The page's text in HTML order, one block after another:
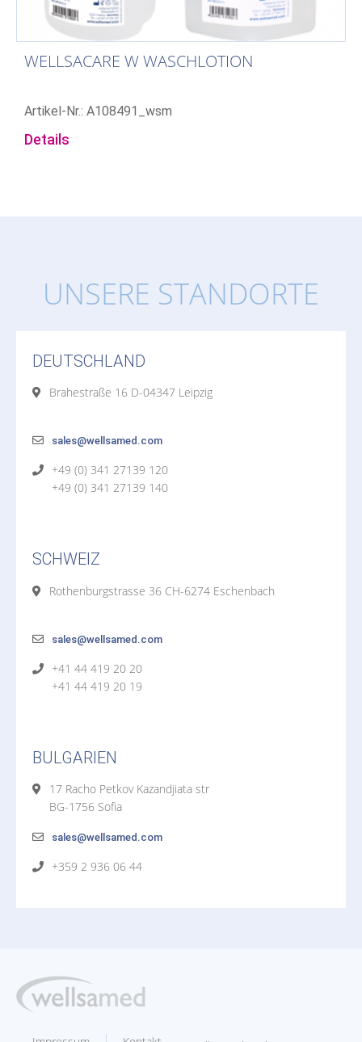
WELLSACARE W WASCHLOTION
Artikel-Nr.: A108491_wsm
Details
UNSERE STANDORTE
DEUTSCHLAND
Brahestraße 16 D-04347 Leipzig
sales@wellsamed.com
+49 (0) 341 27139 120
+49 (0) 341 27139 140
SCHWEIZ
Rothenburgstrasse 36 CH-6274 Eschenbach
sales@wellsamed.com
+41 44 419 20 20
+41 44 419 20 19
BULGARIEN
17 Racho Petkov Kazandjiata str
BG-1756 Sofia
sales@wellsamed.com
+359 2 936 06 44